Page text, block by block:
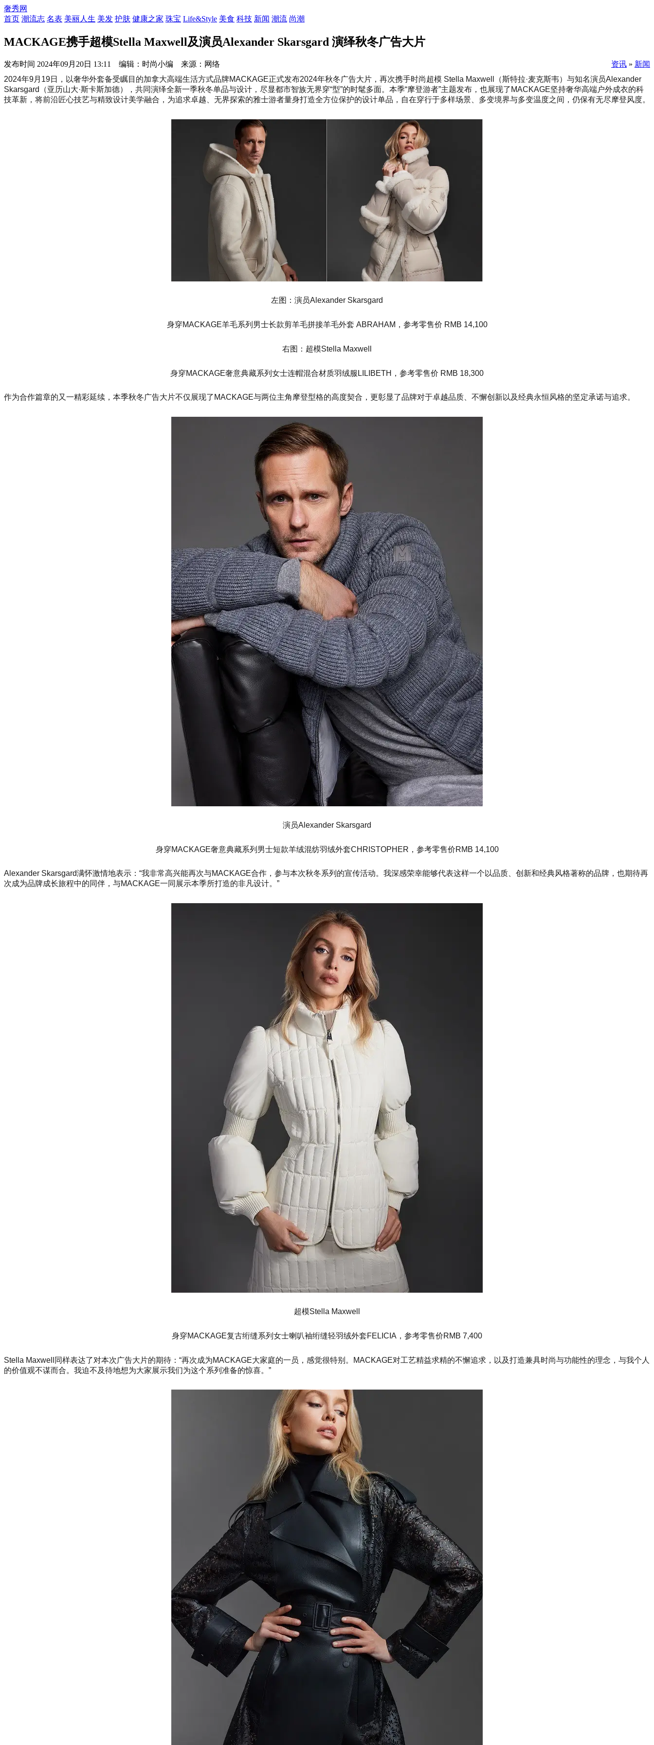
奢秀网
首页 潮流志 名表 美丽人生 美发 护肤 健康之家 珠宝 Life&Style 美食 科技 新闻 潮流 尚潮
MACKAGE携手超模Stella Maxwell及演员Alexander Skarsgard 演绎秋冬广告大片
发布时间 2024年09月20日 13:11 编辑：时尚小编 来源：网络 资讯 » 新闻
2024年9月19日，以奢华外套备受瞩目的加拿大高端生活方式品牌MACKAGE正式发布2024年秋冬广告大片，再次携手时尚超模 Stella Maxwell（斯特拉·麦克斯韦）与知名演员Alexander
Skarsgard（亚历山大·斯卡斯加德），共同演绎全新一季秋冬单品与设计，尽显都市智族无界穿“型”的时髦多面。本季“摩登游者”主题发布，也展现了MACKAGE坚持奢华高端户外成衣的科
技革新，将前沿匠心技艺与精致设计美学融合，为追求卓越、无界探索的雅士游者量身打造全方位保护的设计单品，自在穿行于多样场景、多变境界与多变温度之间，仍保有无尽摩登风度。
左图：演员Alexander Skarsgard
身穿MACKAGE羊毛系列男士长款剪羊毛拼接羊毛外套 ABRAHAM，参考零售价 RMB 14,100
右图：超模Stella Maxwell
身穿MACKAGE奢意典藏系列女士连帽混合材质羽绒服LILIBETH，参考零售价 RMB 18,300
作为合作篇章的又一精彩延续，本季秋冬广告大片不仅展现了MACKAGE与两位主角摩登型格的高度契合，更彰显了品牌对于卓越品质、不懈创新以及经典永恒风格的坚定承诺与追求。
演员Alexander Skarsgard
身穿MACKAGE奢意典藏系列男士短款羊绒混纺羽绒外套CHRISTOPHER，参考零售价RMB 14,100
Alexander Skarsgard满怀激情地表示：“我非常高兴能再次与MACKAGE合作，参与本次秋冬系列的宣传活动。我深感荣幸能够代表这样一个以品质、创新和经典风格著称的品牌，也期待再
次成为品牌成长旅程中的同伴，与MACKAGE一同展示本季所打造的非凡设计。”
超模Stella Maxwell
身穿MACKAGE复古绗缝系列女士喇叭袖绗缝轻羽绒外套FELICIA，参考零售价RMB 7,400
Stella Maxwell同样表达了对本次广告大片的期待：“再次成为MACKAGE大家庭的一员，感觉很特别。MACKAGE对工艺精益求精的不懈追求，以及打造兼具时尚与功能性的理念，与我个人
的价值观不谋而合。我迫不及待地想为大家展示我们为这个系列准备的惊喜。”